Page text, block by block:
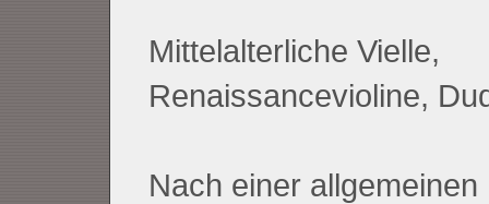
Mittelalterliche Vielle,
Renaissancevioline,
Nach einer allgemeinen